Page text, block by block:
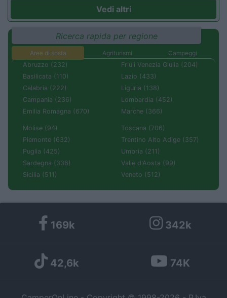
Vedi altri
Ricerca rapida per regione
Aree di sosta Agriturismi
Campeggi
Abruzzo (232)
Basilicata (110)
Calabria (222)
Campania (236)
Emilia Romagna (670)
Friuli Venezia Giulia (204)
Lazio (433)
Liguria (138)
Lombardia (452)
Marche (366)
Molise (94)
Piemonte (632)
Puglia (425)
Sardegna (336)
Sicilia (511)
Toscana (706)
Trentino Alto Adige (357)
Umbria (211)
Valle d'Aosta (99)
Veneto (512)
169k 342k
42,6k 74K